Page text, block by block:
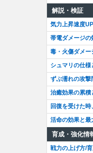
解説・検証
気力上昇速度
帯電ダメージの
毒・火傷ダメー
シュマリの仕様
ずぶ濡れの攻撃
治癒効果の累積
回復を受けた
活命の効果と
育成・強化情
戦力の上げ方/